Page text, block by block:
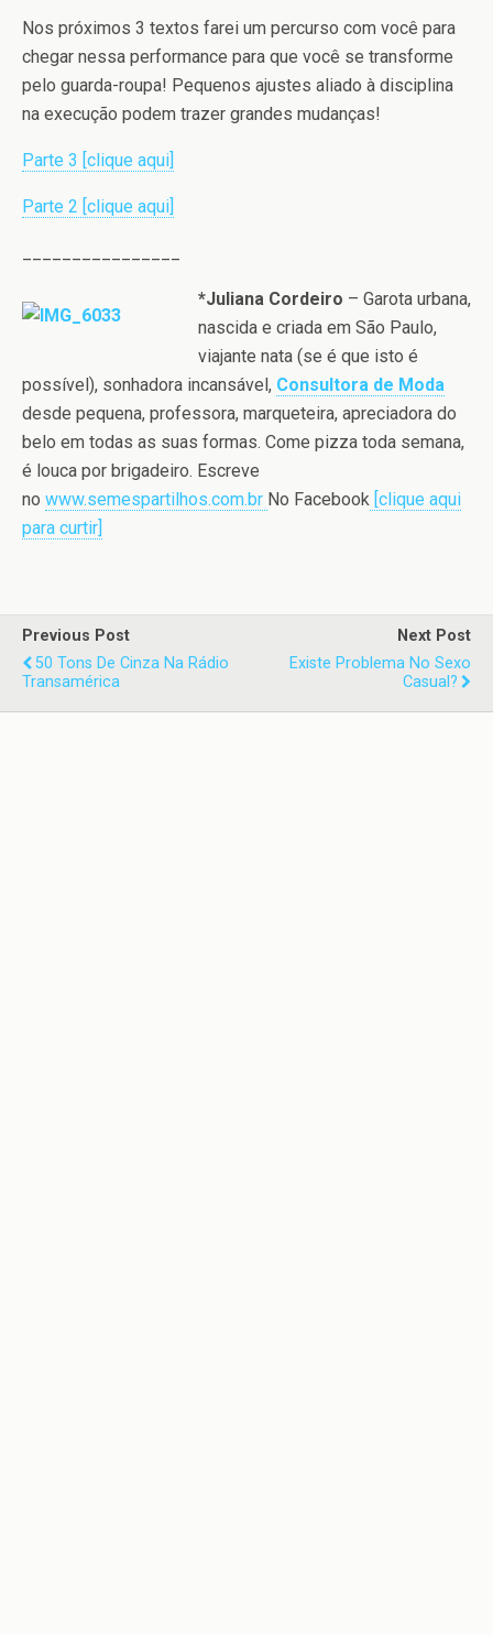
Nos próximos 3 textos farei um percurso com você para
chegar nessa performance para que você se transforme
pelo guarda-roupa! Pequenos ajustes aliado à disciplina
na execução podem trazer grandes mudanças!
Parte 3 [clique aqui]
Parte 2 [clique aqui]
*Juliana Cordeiro – Garota urbana,
nascida e criada em São Paulo,
viajante nata (se é que isto é
possível), sonhadora incansável, Consultora de Moda
desde pequena, professora, marqueteira, apreciadora do
belo em todas as suas formas. Come pizza toda semana,
é louca por brigadeiro. Escreve
no www.semespartilhos.com.br No Facebook [clique aqui
para curtir]
Previous Post
50 Tons De Cinza Na Rádio
Transamérica
Next Post
Existe Problema No Sexo
Casual?